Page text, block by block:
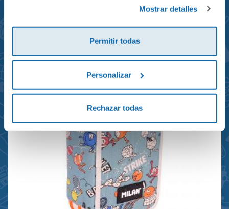
Mostrar detalles
Permitir todas
Personalizar
Rechazar todas
reciclada 21x10x28cm
23,95€